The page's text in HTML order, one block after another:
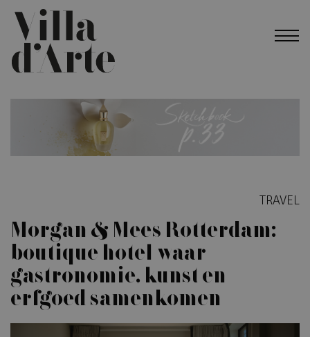
TRAVEL
Morgan & Mees Rotterdam:
boutique hotel waar
gastronomie, kunst en
erfgoed samenkomen